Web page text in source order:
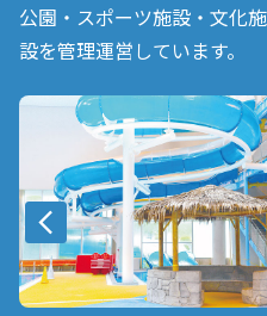
公園・スポーツ施設・文化
設を管理運営しています。